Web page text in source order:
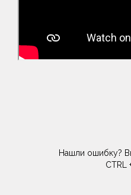
Нашли ошибку?
CTRL